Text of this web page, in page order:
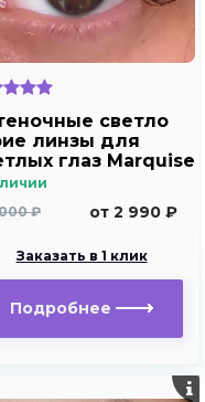
светло
линзы для
глаз Marquise
brown без
диоптрии
₽
от 2 990 ₽
Заказать в 1 клик
Подробнее